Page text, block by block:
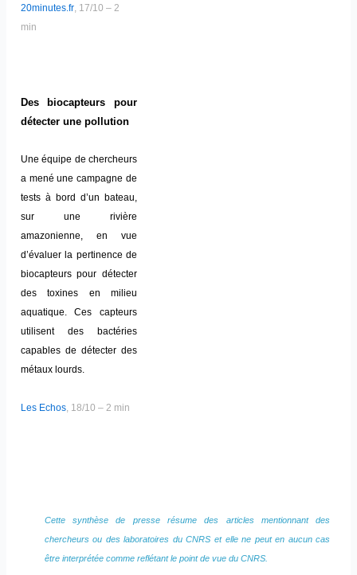
20minutes.fr, 17/10 – 2
min
Des biocapteurs pour
détecter une pollution
Une équipe de chercheurs
a mené une campagne de
tests à bord d’un bateau,
sur une rivière
amazonienne, en vue
d’évaluer la pertinence de
biocapteurs pour détecter
des toxines en milieu
aquatique. Ces capteurs
utilisent des bactéries
capables de détecter des
métaux lourds.
Les Echos, 18/10 – 2 min
Cette synthèse de presse résume des articles mentionnant des
chercheurs ou des laboratoires du CNRS et elle ne peut en aucun cas
être interprétée comme reflétant le point de vue du CNRS.